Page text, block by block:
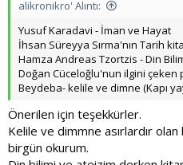
alikronikro' Alıntı:
Yusuf Karadavi - İman ve Hayat
İhsan Süreyya Sırma'nın Tarih
Hamza Andreas Tzortzis - Din
Doğan Cüceloğlu'nun ilgini çeken
Beydeba- kelile ve dimne (Kapı
Önerilen için teşekkürler.
Kelile ve dimmne asırlardır
birgün okurum.